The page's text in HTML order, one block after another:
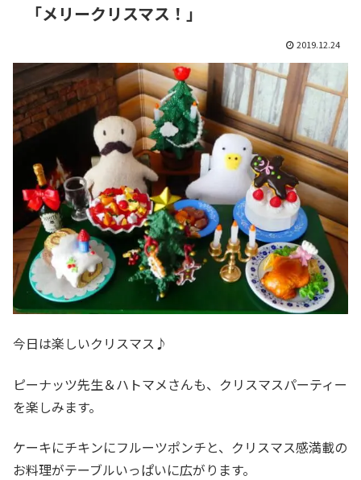
「メリークリスマス！」
2019.12.24
今日は楽しいクリスマス♪
ピーナッツ先生＆ハトマメさんも、クリスマスパーティー
を楽しみます。
ケーキにチキンにフルーツポンチと、クリスマス感満載の
お料理がテーブルいっぱいに広がります。